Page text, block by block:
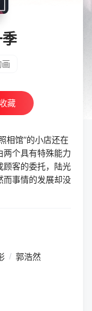
收藏
相馆”的小店还在
两个具有特殊能力
客的委托，陆光
而事情的发展却没
/ 郭浩然